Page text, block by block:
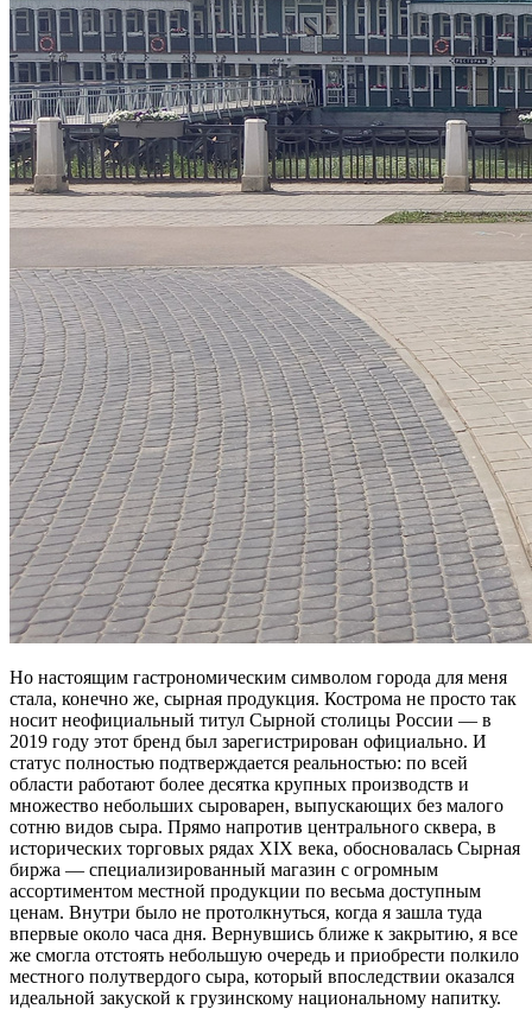
Но настоящим гастрономическим символом города для меня
стала, конечно же, сырная продукция. Кострома не просто так
носит неофициальный титул Сырной столицы России — в
2019 году этот бренд был зарегистрирован официально. И
статус полностью подтверждается реальностью: по всей
области работают более десятка крупных производств и
множество небольших сыроварен, выпускающих без малого
сотню видов сыра. Прямо напротив центрального сквера, в
исторических торговых рядах XIX века, обосновалась Сырная
биржа — специализированный магазин с огромным
ассортиментом местной продукции по весьма доступным
ценам. Внутри было не протолкнуться, когда я зашла туда
впервые около часа дня. Вернувшись ближе к закрытию, я все
же смогла отстоять небольшую очередь и приобрести полкило
местного полутвердого сыра, который впоследствии оказался
идеальной закуской к грузинскому национальному напитку.